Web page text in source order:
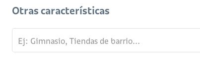
Otras características